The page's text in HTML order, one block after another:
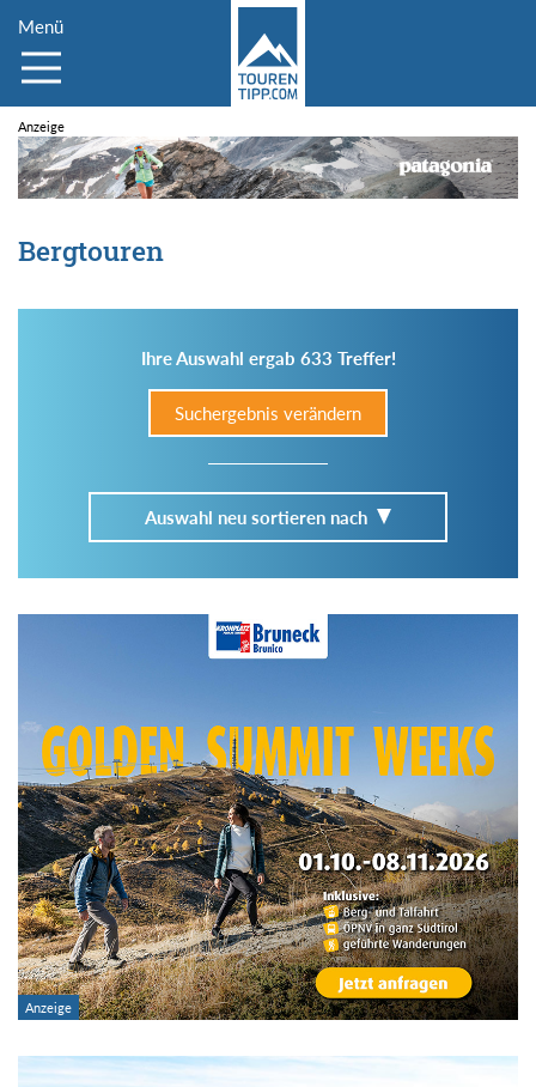
Menü
Bergtouren
Ihre Auswahl ergab 633 Treffer!
Suchergebnis verändern
Auswahl neu sortieren nach
Im Tourenarchiv suchen
Region:
Gebirge:
Art der Tour:
Schwierigkeitsgrad: